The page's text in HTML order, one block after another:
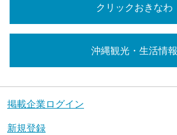
クリックおきなわ
沖縄観光・生活情報
掲載企業ログイン
新規登録